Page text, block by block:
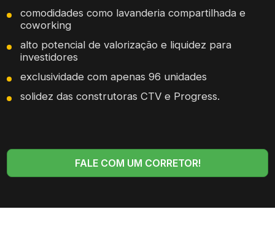
comodidades como lavanderia compartilhada e
coworking
alto potencial de valorização e liquidez para
investidores
exclusividade com apenas 96 unidades
solidez das construtoras CTV e Progress.
FALE COM UM CORRETOR!